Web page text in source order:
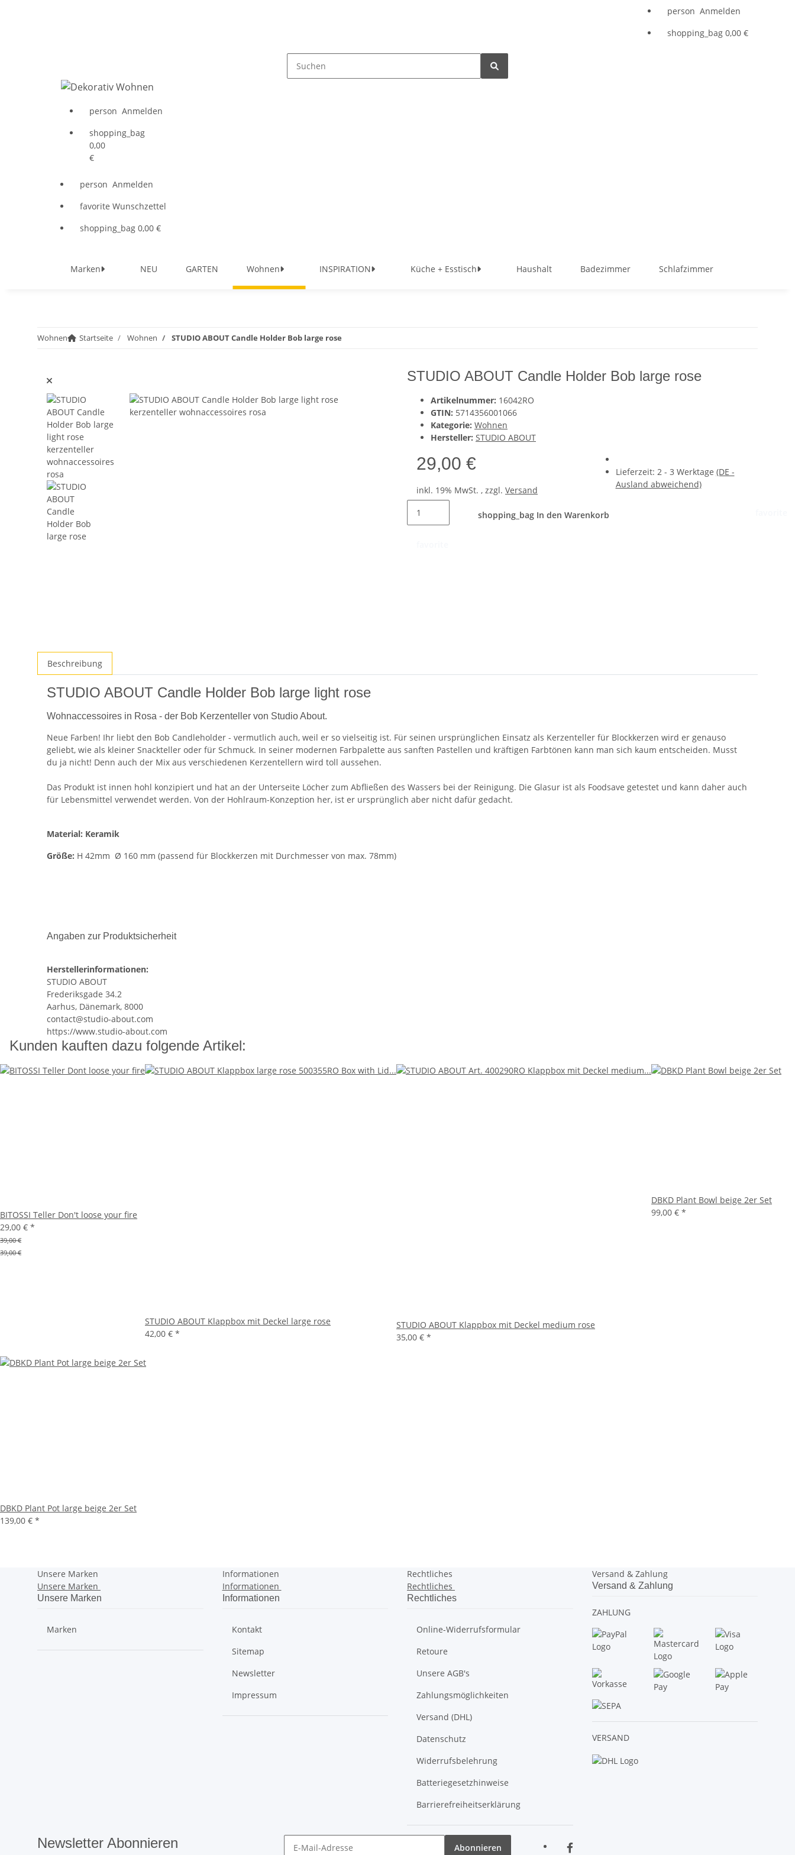
person Anmelden
shopping_bag 0,00 €
person Anmelden
shopping_bag
0,00
€
person Anmelden
favorite Wunschzettel
shopping_bag 0,00 €
Marken NEU GARTEN Wohnen INSPIRATION Küche + Esstisch Haushalt Badezimmer Schlafzimmer
Wohnen Startseite Wohnen STUDIO ABOUT Candle Holder Bob large rose
STUDIO ABOUT Candle Holder Bob large rose
Artikelnummer: 16042RO
GTIN: 5714356001066
Kategorie: Wohnen
Hersteller: STUDIO ABOUT
29,00 €
inkl. 19% MwSt. , zzgl. Versand
Lieferzeit: 2 - 3 Werktage (DE -
Ausland abweichend)
shopping_bag In den Warenkorb
Beschreibung
STUDIO ABOUT Candle Holder Bob large light rose
Wohnaccessoires in Rosa - der Bob Kerzenteller von Studio About.
Neue Farben! Ihr liebt den Bob Candleholder - vermutlich auch, weil er so vielseitig ist. Für seinen ursprünglichen Einsatz als Kerzenteller für Blockkerzen wird er genauso
geliebt, wie als kleiner Snackteller oder für Schmuck. In seiner modernen Farbpalette aus sanften Pastellen und kräftigen Farbtönen kann man sich kaum entscheiden. Musst
du ja nicht! Denn auch der Mix aus verschiedenen Kerzentellern wird toll aussehen.
Das Produkt ist innen hohl konzipiert und hat an der Unterseite Löcher zum Abfließen des Wassers bei der Reinigung. Die Glasur ist als Foodsave getestet und kann daher auch
für Lebensmittel verwendet werden. Von der Hohlraum-Konzeption her, ist er ursprünglich aber nicht dafür gedacht.
Material: Keramik
Größe: H 42mm Ø 160 mm (passend für Blockkerzen mit Durchmesser von max. 78mm)
Angaben zur Produktsicherheit
Herstellerinformationen:
STUDIO ABOUT
Frederiksgade 34.2
Aarhus, Dänemark, 8000
contact@studio-about.com
https://www.studio-about.com
Kunden kauften dazu folgende Artikel:
BITOSSI Teller Don't loose your fire
29,00 € *
39,00 €
39,00 €
STUDIO ABOUT Klappbox mit Deckel large rose
42,00 € *
STUDIO ABOUT Klappbox mit Deckel medium rose
35,00 € *
DBKD Plant Bowl beige 2er Set
99,00 € *
DBKD Plant Pot large beige 2er Set
139,00 € *
Unsere Marken
Unsere Marken
Unsere Marken
Marken
Informationen
Informationen
Informationen
Kontakt
Sitemap
Newsletter
Impressum
Rechtliches
Rechtliches
Rechtliches
Online-Widerrufsformular
Retoure
Unsere AGB's
Zahlungsmöglichkeiten
Versand (DHL)
Datenschutz
Widerrufsbelehrung
Batteriegesetzhinweise
Barrierefreiheitserklärung
Versand & Zahlung
Versand & Zahlung
ZAHLUNG
VERSAND
Newsletter Abonnieren Abonnieren